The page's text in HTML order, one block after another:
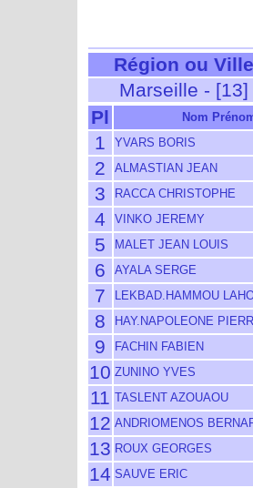
Région ou Ville
Marseille - [13]
Pl Nom
1 YVARS BORIS
2 ALMASTIAN JEAN
3 RACCA CHRISTOPHE
4 VINKO JEREMY
5 MALET JEAN LOUIS
6 AYALA SERGE
7 LEKBAD.HAMMOU
8 HAY.NAPOLEONE
9 FACHIN FABIEN
10 ZUNINO YVES
11 TASLENT AZOUAOU
12 ANDRIOMENOS
13 ROUX GEORGES
14 SAUVE ERIC